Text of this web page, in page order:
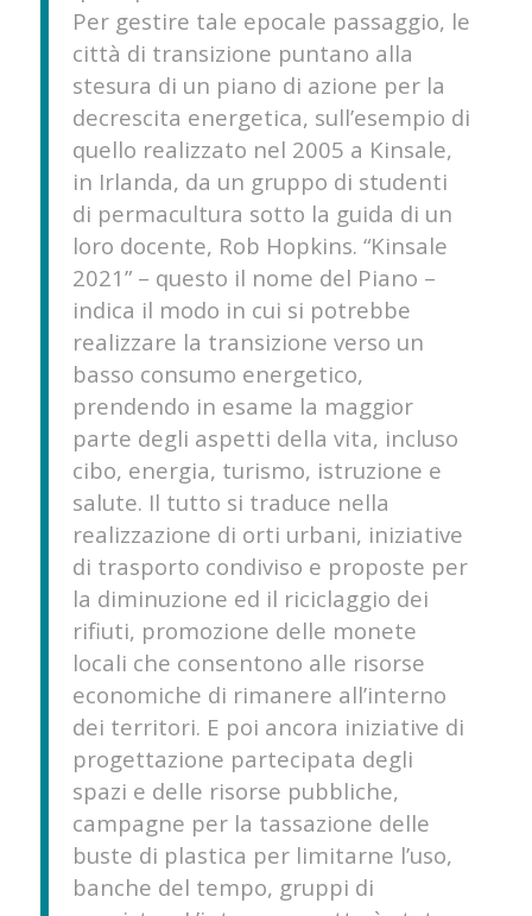
Per gestire tale epocale passaggio, le
città di transizione puntano alla
stesura di un piano di azione per la
decrescita energetica, sull’esempio di
quello realizzato nel 2005 a Kinsale,
in Irlanda, da un gruppo di studenti
di permacultura sotto la guida di un
loro docente, Rob Hopkins. “Kinsale
2021” – questo il nome del Piano –
indica il modo in cui si potrebbe
realizzare la transizione verso un
basso consumo energetico,
prendendo in esame la maggior
parte degli aspetti della vita, incluso
cibo, energia, turismo, istruzione e
salute. Il tutto si traduce nella
realizzazione di orti urbani, iniziative
di trasporto condiviso e proposte per
la diminuzione ed il riciclaggio dei
rifiuti, promozione delle monete
locali che consentono alle risorse
economiche di rimanere all’interno
dei territori. E poi ancora iniziative di
progettazione partecipata degli
spazi e delle risorse pubbliche,
campagne per la tassazione delle
buste di plastica per limitarne l’uso,
banche del tempo, gruppi di